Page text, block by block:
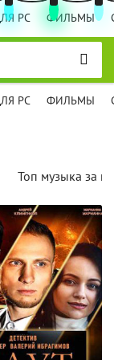
PC ФИЛЬМЫ
PC ФИЛЬМЫ
Топ музыка за